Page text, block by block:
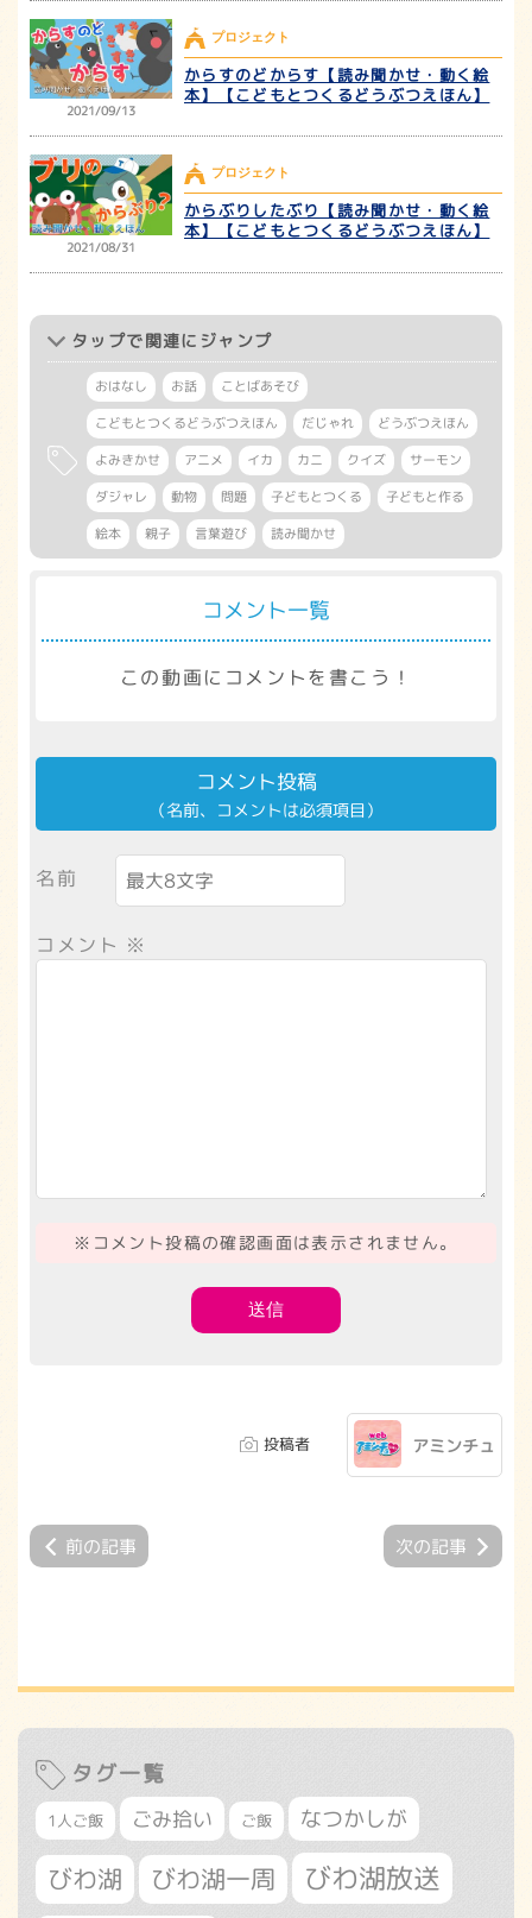
2021/09/13
プロジェクト
からすのどからす【読み聞かせ・動く絵
本】【こどもとつくるどうぶつえほん】
2021/08/31
プロジェクト
からぶりしたぶり【読み聞かせ・動く絵
本】【こどもとつくるどうぶつえほん】
タップで関連にジャンプ
おはなし お話
ことばあそび
こどもとつくるどうぶつえほん
だじゃれ
どうぶつえほん
よみきかせ
アニメ イカ カニ クイズ
サーモン
ダジャレ
動物 問題 子どもとつくる
子どもと作る
絵本
親子 言葉遊び 読み聞かせ
コメント一覧
この動画にコメントを書こう！
コメント投稿
（名前、コメントは必須項目）
名前
コメント ※
※コメント投稿の確認画面は表示されません。
投稿者 アミンチュ
前の記事 次の記事
タグ一覧
1人ご飯 ごみ拾い ご飯 なつかしが
びわ湖 びわ湖一周 びわ湖放送